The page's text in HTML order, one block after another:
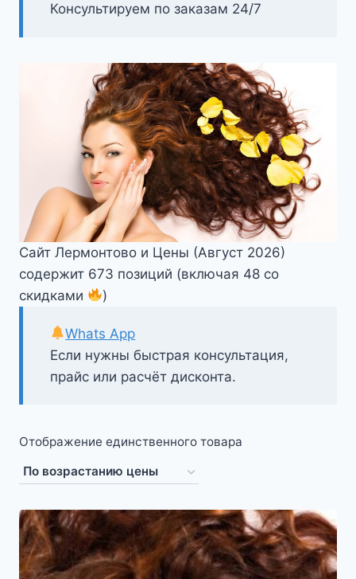
Консультируем по заказам 24/7
Сайт Лермонтово и Цены (Август 2026)
содержит 673 позиций (включая 48 со
скидками
)
Если нужны быстрая консультация,
прайс или расчёт дисконта.
Whats App
Отображение единственного товара